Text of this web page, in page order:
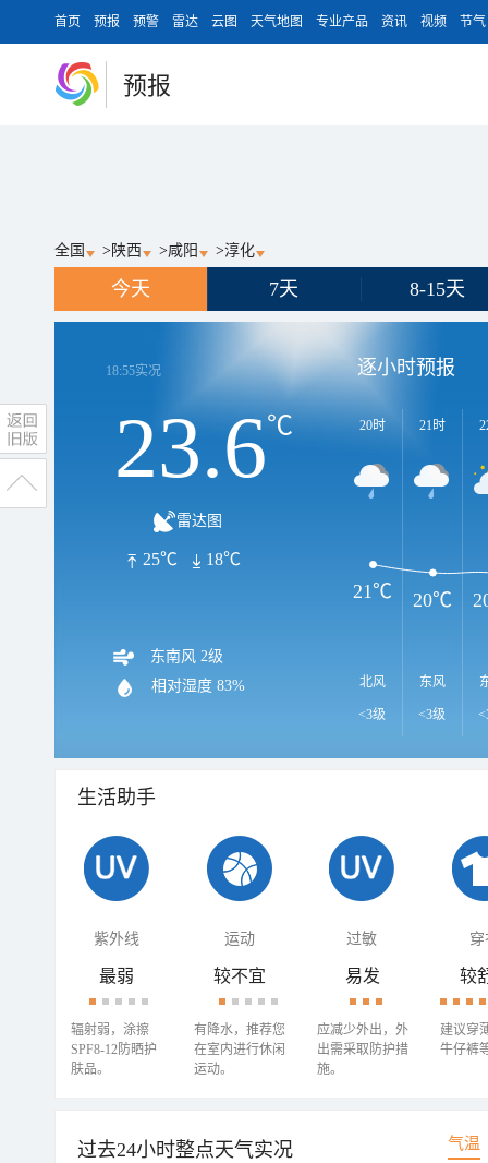
首页 预报 预警 雷达 云图 天气地图 专业产品 资讯 视频 节气
预报
全国 > 陕西 >咸阳 >淳化
今天 7天 8-15天
18:55实况
23.6℃
雷达图
25℃ 18℃
东南风 2级
相对湿度 83%
逐小时预报
20时
北风
<3级
21时
东风
<3级
21℃ 20℃
生活助手
紫外线 运动 过敏 穿
最弱
辐射弱，涂擦
SPF8-12防晒护
肤品。
较不宜
有降水，推荐您
在室内进行休闲
运动。
易发
应减少外出，外
出需采取防护措
施。
较
建议穿
牛仔裤
过去24小时整点天气实况 气温